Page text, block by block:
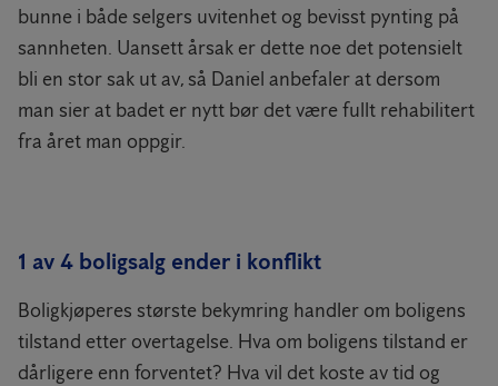
bunne i både selgers uvitenhet og bevisst pynting på
sannheten. Uansett årsak er dette noe det potensielt
bli en stor sak ut av, så Daniel anbefaler at dersom
man sier at badet er nytt bør det være fullt rehabilitert
fra året man oppgir.
1 av 4 boligsalg ender i konflikt
Boligkjøperes største bekymring handler om boligens
tilstand etter overtagelse. Hva om boligens tilstand er
dårligere enn forventet? Hva vil det koste av tid og